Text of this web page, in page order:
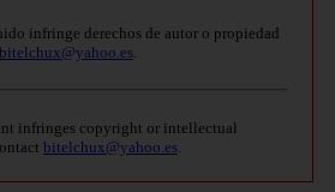
infringe derechos de autor o propiedad
bitelchux@yahoo.es
infringes copyright or intellectual
bitelchux@yahoo.es